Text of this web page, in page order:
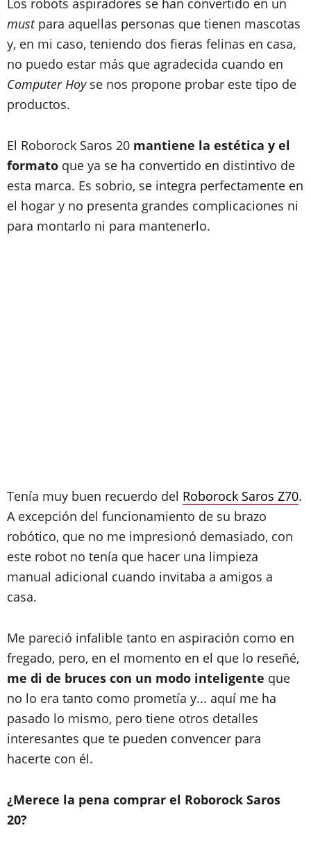
Los robots aspiradores se han convertido en un
mustpara aquellas personas que tienen mascotas
y, en mi caso, teniendo dos fieras felinas en casa,
no puedo estar más que agradecida cuando en
Computer Hoy se nos propone probar este tipo de
productos.
El Roborock Saros 20 mantiene la estética y el
formato que ya se ha convertido en distintivo de
esta marca. Es sobrio, se integra perfectamente en
el hogar y no presenta grandes complicaciones ni
para montarlo ni para mantenerlo.
Tenía muy buen recuerdo del Roborock Saros Z70.
A excepción del funcionamiento de su brazo
robótico, que no me impresionó demasiado, con
este robot no tenía que hacer una limpieza
manual adicional cuando invitaba a amigos a
casa.
Me pareció infalible tanto en aspiración como en
fregado, pero, en el momento en el que lo reseñé,
me di de bruces con un modo inteligente que
no lo era tanto como prometía y... aquí me ha
pasado lo mismo, pero tiene otros detalles
interesantes que te pueden convencer para
hacerte con él.
¿Merece la pena comprar el Roborock Saros
20?